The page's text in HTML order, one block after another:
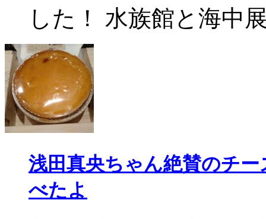
した！ 水族館と海中
浅田真央ちゃん絶賛のチ
べたよ